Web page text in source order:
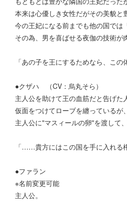
本来は心優しき女性だがその美貌
今の王妃になる前までも他の国で
その為、男を喜ばせる夜伽の技術
「あの子を王にするためなら、こ
●クザハ （CV：烏丸そら）
主人公を助けて王の血筋だと告げた
仮面をつけてローブを纏っているが
主人公に"マスィールの卵"を渡して
「……貴方にはこの国を手に入れる
●ファラン
※名前変更可能
主人公。